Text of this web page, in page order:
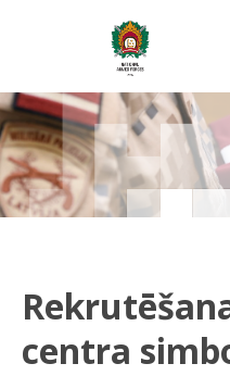
centra